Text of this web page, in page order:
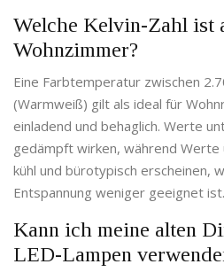
Welche Kelvin-Zahl ist
Wohnzimmer?
Eine Farbtemperatur zwischen
(Warmweiß) gilt als ideal für
einladend und behaglich. Werte
gedämpft wirken, während Werte
kühl und bürotypisch erscheinen,
Entspannung weniger geeignet ist.
Kann ich meine alten
LED-Lampen